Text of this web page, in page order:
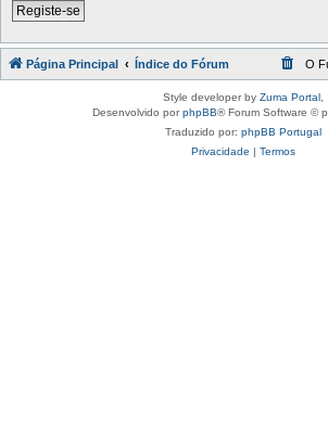
Registe-se
Página Principal Índice do Fórum O
Style developer by Zuma Portal
Desenvolvido porphpBB® Forum Software ©
Traduzido por: phpBB Portugal
Privacidade | Termos